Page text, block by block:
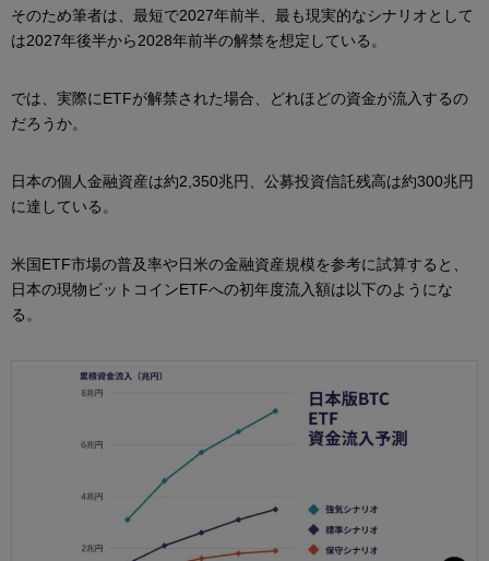
そのため筆者は、最短で2027年前半、最も現実的なシナリオとして
は2027年後半から2028年前半の解禁を想定している。
では、実際にETFが解禁された場合、どれほどの資金が流入するの
だろうか。
日本の個人金融資産は約2,350兆円、公募投資信託残高は約300兆円
に達している。
米国ETF市場の普及率や日米の金融資産規模を参考に試算すると、
日本の現物ビットコインETFへの初年度流入額は以下のようにな
る。